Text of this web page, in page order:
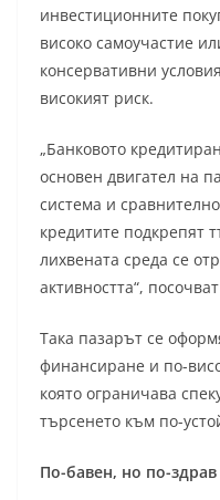
инвестиционните
високо самоучастие
консервативни
високият риск.
„Банковото
основен двигател на
система и
кредитите подкрепят
лихвената среда се
активността“,
Така пазарът се
финансиране и по-
която ограничава
търсенето към по-
По-бавен, но по-здрав